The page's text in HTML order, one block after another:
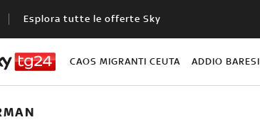
Esplora tutte le offerte Sky
CAOS MIGRANTI CEUTA ADDIO BARESI